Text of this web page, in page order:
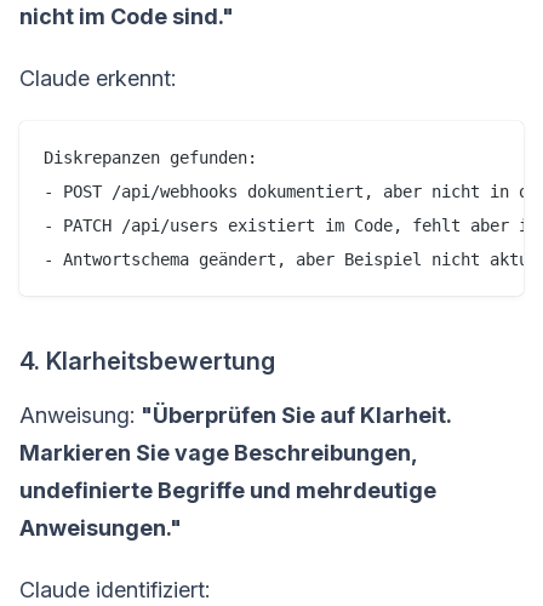
nicht im Code sind."
Claude erkennt:
Diskrepanzen gefunden:
- POST /api/webhooks dokumentiert, aber nicht in
- PATCH /api/users existiert im Code, fehlt aber in
4. Klarheitsbewertung
Anweisung: "Überprüfen Sie auf Klarheit.
Markieren Sie vage Beschreibungen,
undefinierte Begriffe und mehrdeutige
Anweisungen."
Claude identifiziert: